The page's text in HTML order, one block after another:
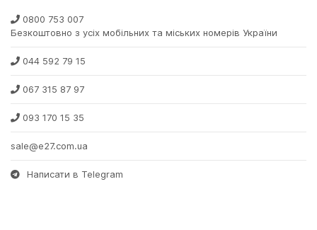
0800 753 007
Безкоштовно з усіх мобільних та міських номерів України
044 592 79 15
067 315 87 97
093 170 15 35
sale@e27.com.ua
Написати в Telegram